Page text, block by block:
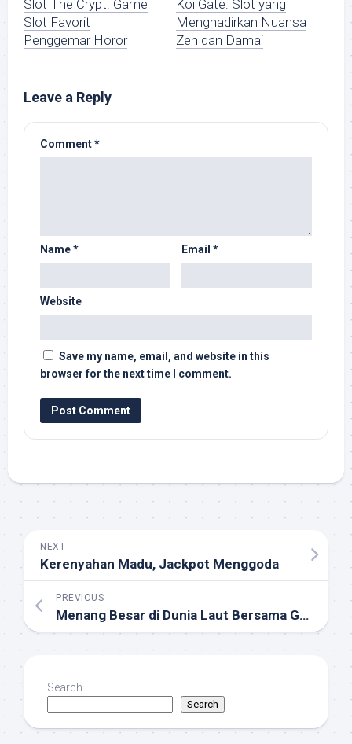
Slot The Crypt: Game
Slot Favorit
Penggemar Horor
Koi Gate: Slot yang
Menghadirkan Nuansa
Zen dan Damai
Leave a Reply
Comment*
Name* Email *
Website
Save my name, email, and website in this
browser for the next time I comment.
NEXT
Kerenyahan Madu, Jackpot Menggoda
PREVIOUS
Menang Besar di Dunia Laut Bersama Great Reef
Search
Search